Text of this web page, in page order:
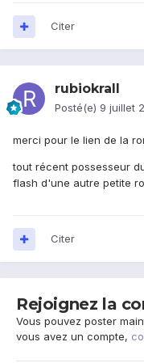
Citer
rubiokrall
Posté(e) 9 juillet
merci pour le lien de la
tout récent possesseur
flash d'une autre petite
Citer
Rejoignez la
Vous pouvez poster
vous avez un compte,